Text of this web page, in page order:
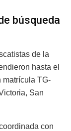
búsqueda
de la
hasta el
matrícula TG-
San
con